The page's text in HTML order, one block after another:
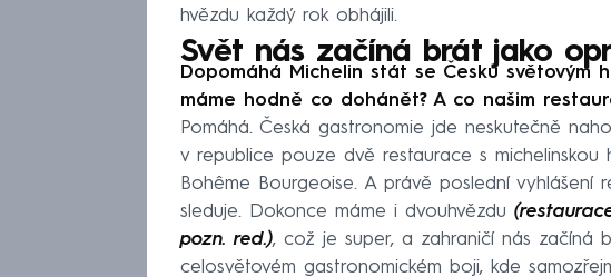
hvězdu každý rok obhájili.
Svět nás začíná brát jako
Dopomáhá Michelin stát se Česku světovým
máme hodně co dohánět? A co našim
Pomáhá. Česká gastronomie jde neskutečně
v republice pouze dvě restaurace s
Bohême Bourgeoise. A právě poslední vyhlášení
sleduje. Dokonce máme i dvouhvězdu
pozn. red.), což je super, a zahraničí nás začíná
celosvětovém gastronomickém boji, kde